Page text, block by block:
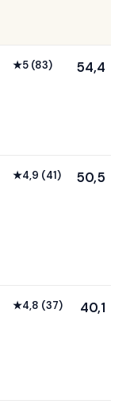
★5 (83) 54,4
★4,9 (41) 50,5
★4,8 (37) 40,1